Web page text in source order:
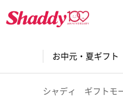
お中元・夏ギフト
シャディ ギフトモ